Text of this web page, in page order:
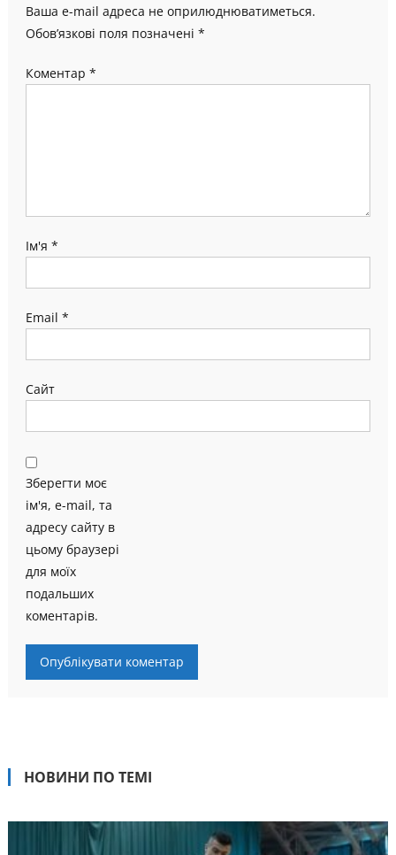
Ваша e-mail адреса не оприлюднюватиметься.
Обов’язкові поля позначені *
Коментар *
Ім'я *
Email *
Сайт
Зберегти моє
ім'я, e-mail, та
адресу сайту в
цьому браузері
для моїх
подальших
коментарів.
НОВИНИ ПО ТЕМІ